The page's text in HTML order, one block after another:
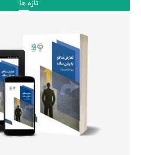
تازه ها